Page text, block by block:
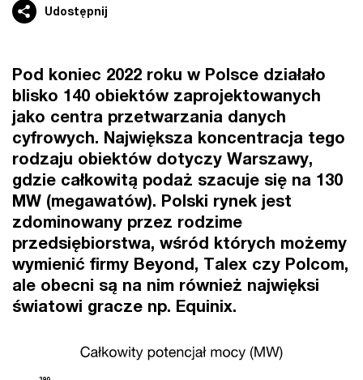
Udostępnij
Pod koniec 2022 roku w Polsce działało
blisko 140 obiektów zaprojektowanych
jako centra przetwarzania danych
cyfrowych. Największa koncentracja tego
rodzaju obiektów dotyczy Warszawy,
gdzie całkowitą podaż szacuje się na 130
MW (megawatów). Polski rynek jest
zdominowany przez rodzime
przedsiębiorstwa, wśród których możemy
wymienić firmy Beyond, Talex czy Polcom,
ale obecni są na nim również najwięksi
światowi gracze np. Equinix.